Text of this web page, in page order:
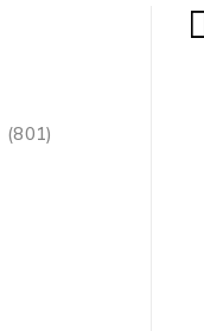
(801)